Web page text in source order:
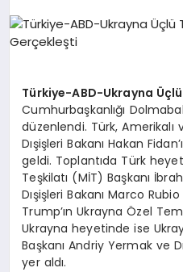
EĞITIM
Türkiye-ABD-Ukrayna Üçlü
Cumhurbaşkanlığı
düzenlendi. Türk, Amerikalı
Dışişleri Bakanı Hakan
geldi. Toplantıda Türk
Teşkilatı (MİT) Başkanı
Dışişleri Bakanı Marco
Trump’ın Ukrayna Özel
Ukrayna heyetinde ise
Başkanı Andriy Yermak ve
yer aldı.